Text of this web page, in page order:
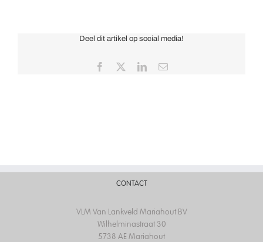
Deel dit artikel op social media!
Facebook LinkedInEmail
CONTACT
VLM Van Lankveld Mariahout BV
Wilhelminastraat 30
5738 AE Mariahout